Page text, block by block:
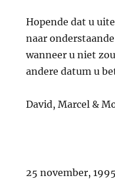
Hopende dat u
naar
wanneer u niet
andere datum u
David, Marcel &
25 november, 1995